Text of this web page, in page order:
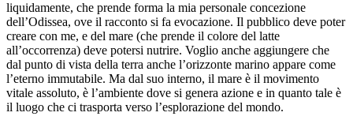
liquidamente, che prende forma la mia personale concezione
dell’Odissea, ove il racconto si fa evocazione. Il pubblico deve poter
creare con me, e del mare (che prende il colore del latte
all’occorrenza) deve potersi nutrire. Voglio anche aggiungere che
dal punto di vista della terra anche l’orizzonte marino appare come
l’eterno immutabile. Ma dal suo interno, il mare è il movimento
vitale assoluto, è l’ambiente dove si genera azione e in quanto tale è
il luogo che ci trasporta verso l’esplorazione del mondo.